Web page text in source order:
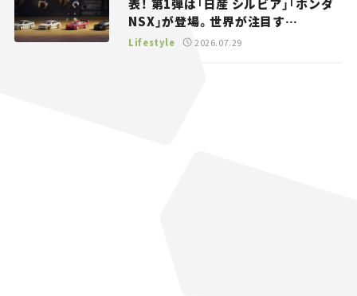
表！ 第1弾は「日産 シルビア」「ホンダ
NSX」が登場。世界が注目す
る“JDM”に焦点【クルマとホビー】
Lifestyle 2026.07.29